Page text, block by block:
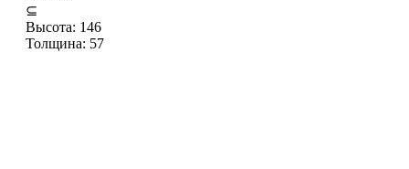
⊆
Высота: 146
Толщина: 57